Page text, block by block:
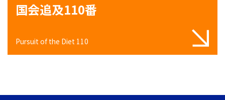
国会追及110番
Pursuit of the Diet 110